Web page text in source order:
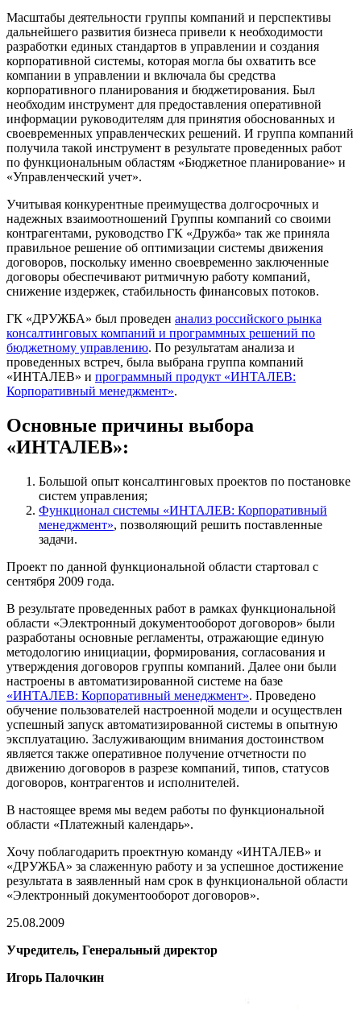
Масштабы деятельности группы компаний и перспективы
дальнейшего развития бизнеса привели к необходимости
разработки единых стандартов в управлении и создания
корпоративной системы, которая могла бы охватить все
компании в управлении и включала бы средства
корпоративного планирования и бюджетирования. Был
необходим инструмент для предоставления оперативной
информации руководителям для принятия обоснованных и
своевременных управленческих решений. И группа компаний
получила такой инструмент в результате проведенных работ
по функциональным областям «Бюджетное планирование» и
«Управленческий учет».
Учитывая конкурентные преимущества долгосрочных и
надежных взаимоотношений Группы компаний со своими
контрагентами, руководство ГК «Дружба» так же приняла
правильное решение об оптимизации системы движения
договоров, поскольку именно своевременно заключенные
договоры обеспечивают ритмичную работу компаний,
снижение издержек, стабильность финансовых потоков.
ГК «ДРУЖБА» был проведен анализ российского рынка
консалтинговых компаний и программных решений по
бюджетному управлению. По результатам анализа и
проведенных встреч, была выбрана группа компаний
«ИНТАЛЕВ» и программный продукт «ИНТАЛЕВ:
Корпоративный менеджмент».
Основные причины выбора
«ИНТАЛЕВ»:
Большой опыт консалтинговых проектов по постановке
систем управления;
Функционал системы «ИНТАЛЕВ: Корпоративный
менеджмент», позволяющий решить поставленные
задачи.
Проект по данной функциональной области стартовал с
сентября 2009 года.
В результате проведенных работ в рамках функциональной
области «Электронный документооборот договоров» были
разработаны основные регламенты, отражающие единую
методологию инициации, формирования, согласования и
утверждения договоров группы компаний. Далее они были
настроены в автоматизированной системе на базе
«ИНТАЛЕВ: Корпоративный менеджмент». Проведено
обучение пользователей настроенной модели и осуществлен
успешный запуск автоматизированной системы в опытную
эксплуатацию. Заслуживающим внимания достоинством
является также оперативное получение отчетности по
движению договоров в разрезе компаний, типов, статусов
договоров, контрагентов и исполнителей.
В настоящее время мы ведем работы по функциональной
области «Платежный календарь».
Хочу поблагодарить проектную команду «ИНТАЛЕВ» и
«ДРУЖБА» за слаженную работу и за успешное достижение
результата в заявленный нам срок в функциональной области
«Электронный документооборот договоров».
25.08.2009
Учредитель, Генеральный директор
Игорь Палочкин